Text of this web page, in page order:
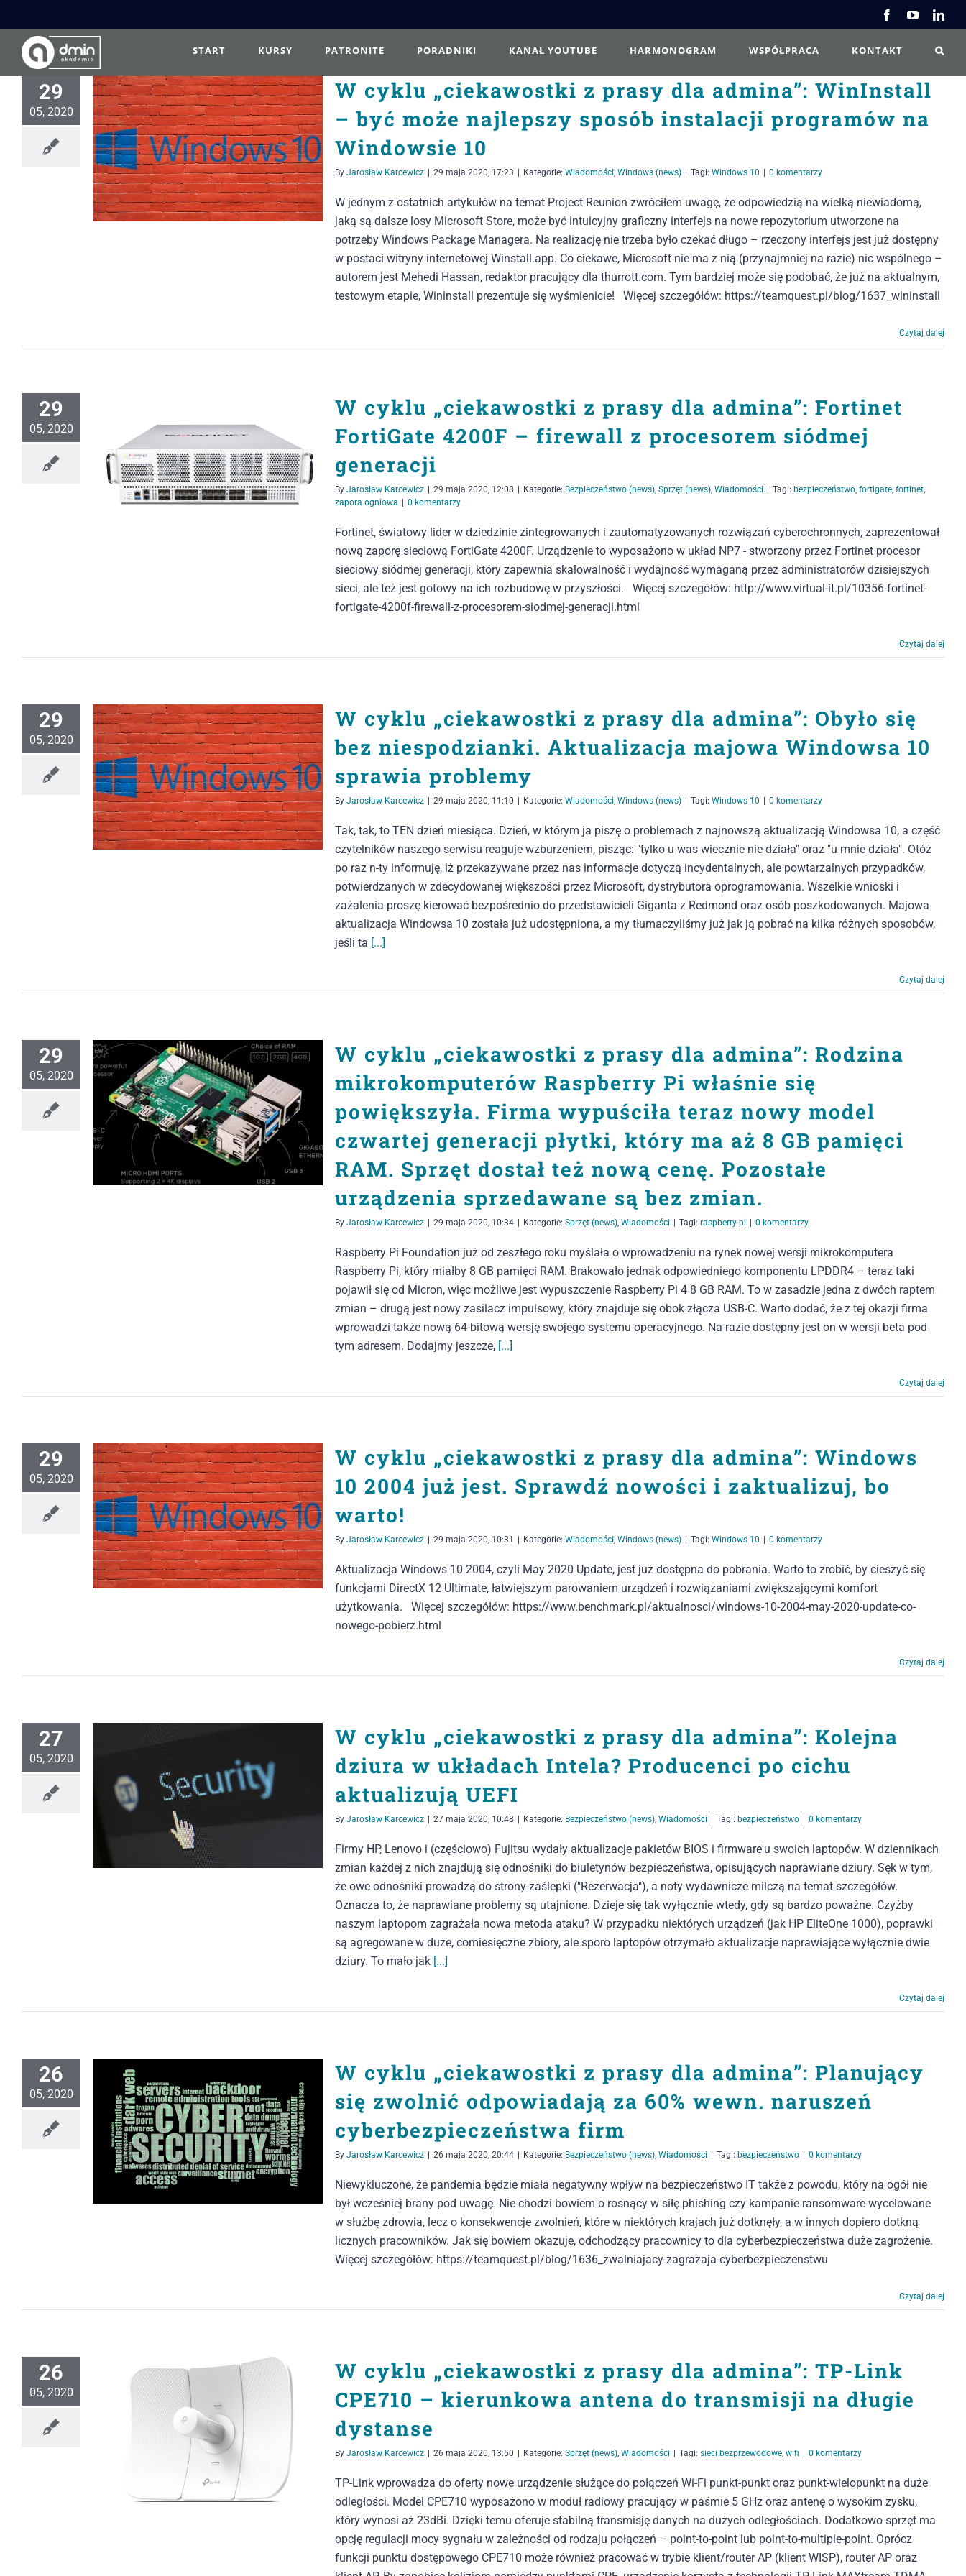
do
zawartości
FacebookYouTube
START KURSY PATRONITE PORADNIKI KANAŁ YOUTUBE HARMONOGRAM WSPÓŁPRACA KONTAKT
29
05, 2020
W cyklu „ciekawostki z prasy dla admina”: WinInstall
– być może najlepszy sposób instalacji programów na
Windowsie 10
By Jarosław Karcewicz 29 maja 2020, 17:23 Kategorie: Wiadomości, Windows (news) Tagi: Windows 10 0 komentarzy
W jednym z ostatnich artykułów na temat Project Reunion zwróciłem uwagę, że odpowiedzią na wielką niewiadomą,
jaką są dalsze losy Microsoft Store, może być intuicyjny graficzny interfejs na nowe repozytorium utworzone na
potrzeby Windows Package Managera. Na realizację nie trzeba było czekać długo – rzeczony interfejs jest już dostępny
w postaci witryny internetowej Winstall.app. Co ciekawe, Microsoft nie ma z nią (przynajmniej na razie) nic wspólnego –
autorem jest Mehedi Hassan, redaktor pracujący dla thurrott.com. Tym bardziej może się podobać, że już na aktualnym,
testowym etapie, Wininstall prezentuje się wyśmienicie! Więcej szczegółów: https://teamquest.pl/blog/1637_wininstall
Czytaj dalej
29
05, 2020
W cyklu „ciekawostki z prasy dla admina”: Fortinet
FortiGate 4200F – firewall z procesorem siódmej
generacji
By Jarosław Karcewicz 29 maja 2020, 12:08 Kategorie: Bezpieczeństwo (news), Sprzęt (news), Wiadomości Tagi: bezpieczeństwo, fortigate, fortinet,
zapora ogniowa
0 komentarzy
Fortinet, światowy lider w dziedzinie zintegrowanych i zautomatyzowanych rozwiązań cyberochronnych, zaprezentował
nową zaporę sieciową FortiGate 4200F. Urządzenie to wyposażono w układ NP7 - stworzony przez Fortinet procesor
sieciowy siódmej generacji, który zapewnia skalowalność i wydajność wymaganą przez administratorów dzisiejszych
sieci, ale też jest gotowy na ich rozbudowę w przyszłości. Więcej szczegółów: http://www.virtual-it.pl/10356-fortinet-
fortigate-4200f-firewall-z-procesorem-siodmej-generacji.html
Czytaj dalej
29
05, 2020
W cyklu „ciekawostki z prasy dla admina”: Obyło się
bez niespodzianki. Aktualizacja majowa Windowsa 10
sprawia problemy
By Jarosław Karcewicz 29 maja 2020, 11:10 Kategorie: Wiadomości, Windows (news) Tagi: Windows 10 0 komentarzy
Tak, tak, to TEN dzień miesiąca. Dzień, w którym ja piszę o problemach z najnowszą aktualizacją Windowsa 10, a część
czytelników naszego serwisu reaguje wzburzeniem, pisząc: "tylko u was wiecznie nie działa" oraz "u mnie działa". Otóż
po raz n-ty informuję, iż przekazywane przez nas informacje dotyczą incydentalnych, ale powtarzalnych przypadków,
potwierdzanych w zdecydowanej większości przez Microsoft, dystrybutora oprogramowania. Wszelkie wnioski i
zażalenia proszę kierować bezpośrednio do przedstawicieli Giganta z Redmond oraz osób poszkodowanych. Majowa
aktualizacja Windowsa 10 została już udostępniona, a my tłumaczyliśmy już jak ją pobrać na kilka różnych sposobów,
jeśli ta [...]
Czytaj dalej
29
05, 2020
W cyklu „ciekawostki z prasy dla admina”: Rodzina
mikrokomputerów Raspberry Pi właśnie się
powiększyła. Firma wypuściła teraz nowy model
czwartej generacji płytki, który ma aż 8 GB pamięci
RAM. Sprzęt dostał też nową cenę. Pozostałe
urządzenia sprzedawane są bez zmian.
By Jarosław Karcewicz 29 maja 2020, 10:34 Kategorie: Sprzęt (news), Wiadomości Tagi: raspberry pi 0 komentarzy
Raspberry Pi Foundation już od zeszłego roku myślała o wprowadzeniu na rynek nowej wersji mikrokomputera
Raspberry Pi, który miałby 8 GB pamięci RAM. Brakowało jednak odpowiedniego komponentu LPDDR4 – teraz taki
pojawił się od Micron, więc możliwe jest wypuszczenie Raspberry Pi 4 8 GB RAM. To w zasadzie jedna z dwóch raptem
zmian – drugą jest nowy zasilacz impulsowy, który znajduje się obok złącza USB-C. Warto dodać, że z tej okazji firma
wprowadzi także nową 64-bitową wersję swojego systemu operacyjnego. Na razie dostępny jest on w wersji beta pod
tym adresem. Dodajmy jeszcze, [...]
Czytaj dalej
29
05, 2020
W cyklu „ciekawostki z prasy dla admina”: Windows
10 2004 już jest. Sprawdź nowości i zaktualizuj, bo
warto!
By Jarosław Karcewicz 29 maja 2020, 10:31 Kategorie: Wiadomości, Windows (news) Tagi: Windows 10 0 komentarzy
Aktualizacja Windows 10 2004, czyli May 2020 Update, jest już dostępna do pobrania. Warto to zrobić, by cieszyć się
funkcjami DirectX 12 Ultimate, łatwiejszym parowaniem urządzeń i rozwiązaniami zwiększającymi komfort
użytkowania. Więcej szczegółów: https://www.benchmark.pl/aktualnosci/windows-10-2004-may-2020-update-co-
nowego-pobierz.html
Czytaj dalej
27
05, 2020
W cyklu „ciekawostki z prasy dla admina”: Kolejna
dziura w układach Intela? Producenci po cichu
aktualizują UEFI
By Jarosław Karcewicz 27 maja 2020, 10:48 Kategorie: Bezpieczeństwo (news), Wiadomości Tagi: bezpieczeństwo 0 komentarzy
Firmy HP, Lenovo i (częściowo) Fujitsu wydały aktualizacje pakietów BIOS i firmware'u swoich laptopów. W dziennikach
zmian każdej z nich znajdują się odnośniki do biuletynów bezpieczeństwa, opisujących naprawiane dziury. Sęk w tym,
że owe odnośniki prowadzą do strony-zaślepki ("Rezerwacja"), a noty wydawnicze milczą na temat szczegółów.
Oznacza to, że naprawiane problemy są utajnione. Dzieje się tak wyłącznie wtedy, gdy są bardzo poważne. Czyżby
naszym laptopom zagrażała nowa metoda ataku? W przypadku niektórych urządzeń (jak HP EliteOne 1000), poprawki
są agregowane w duże, comiesięczne zbiory, ale sporo laptopów otrzymało aktualizacje naprawiające wyłącznie dwie
dziury. To mało jak [...]
Czytaj dalej
26
05, 2020
W cyklu „ciekawostki z prasy dla admina”: Planujący
się zwolnić odpowiadają za 60% wewn. naruszeń
cyberbezpieczeństwa firm
By Jarosław Karcewicz 26 maja 2020, 20:44 Kategorie: Bezpieczeństwo (news), Wiadomości Tagi: bezpieczeństwo 0 komentarzy
Niewykluczone, że pandemia będzie miała negatywny wpływ na bezpieczeństwo IT także z powodu, który na ogół nie
był wcześniej brany pod uwagę. Nie chodzi bowiem o rosnący w siłę phishing czy kampanie ransomware wycelowane
w służbę zdrowia, lecz o konsekwencje zwolnień, które w niektórych krajach już dotknęły, a w innych dopiero dotkną
licznych pracowników. Jak się bowiem okazuje, odchodzący pracownicy to dla cyberbezpieczeństwa duże zagrożenie.
Więcej szczegółów: https://teamquest.pl/blog/1636_zwalniajacy-zagrazaja-cyberbezpieczenstwu
Czytaj dalej
26
05, 2020
W cyklu „ciekawostki z prasy dla admina”: TP-Link
CPE710 – kierunkowa antena do transmisji na długie
dystanse
By Jarosław Karcewicz 26 maja 2020, 13:50 Kategorie: Sprzęt (news), Wiadomości Tagi: sieci bezprzewodowe, wifi 0 komentarzy
TP-Link wprowadza do oferty nowe urządzenie służące do połączeń Wi-Fi punkt-punkt oraz punkt-wielopunkt na duże
odległości. Model CPE710 wyposażono w moduł radiowy pracujący w paśmie 5 GHz oraz antenę o wysokim zysku,
który wynosi aż 23dBi. Dzięki temu oferuje stabilną transmisję danych na dużych odległościach. Dodatkowo sprzęt ma
opcję regulacji mocy sygnału w zależności od rodzaju połączeń – point-to-point lub point-to-multiple-point. Oprócz
funkcji punktu dostępowego CPE710 może również pracować w trybie klient/router AP (klient WISP), router AP oraz